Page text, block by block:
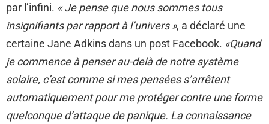
par l’infini. « Je pense que nous sommes tous
insignifiants par rapport à l’univers », a déclaré une
certaine Jane Adkins dans un post Facebook. «Quand
je commence à penser au-delà de notre système
solaire, c’est comme si mes pensées s’arrêtent
automatiquement pour me protéger contre une forme
quelconque d’attaque de panique. La connaissance